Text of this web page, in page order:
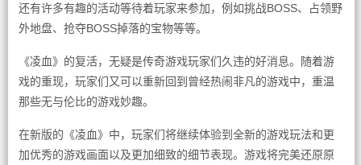
还有许多有趣的活动等待着玩家来参加，例如挑战BOSS、占领野
外地盘、抢夺BOSS掉落的宝物等等。
《凌血》的复活，无疑是传奇游戏玩家们久违的好消息。随着游
戏的重现，玩家们又可以重新回到曾经热闹非凡的游戏中，重温
那些无与伦比的游戏妙趣。
在新版的《凌血》中，玩家们将继续体验到全新的游戏玩法和更
加优秀的游戏画面以及更加细致的细节表现。游戏将完美还原原